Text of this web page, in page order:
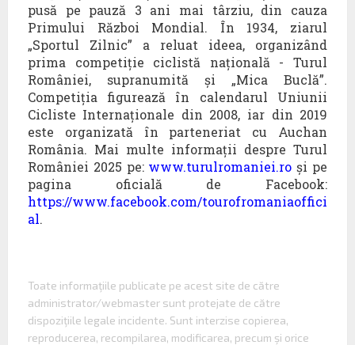
pusă pe pauză 3 ani mai târziu, din cauza
Primului Război Mondial. În 1934, ziarul
„Sportul Zilnic” a reluat ideea, organizând
prima competiție ciclistă națională - Turul
României, supranumită și „Mica Buclă”.
Competiția figurează în calendarul Uniunii
Cicliste Internaționale din 2008, iar din 2019
este organizată în parteneriat cu Auchan
România. Mai multe informații despre Turul
României 2025 pe: www.turulromaniei.ro și pe
pagina oficială de Facebook:
https://www.facebook.com/tourofromaniaoffici
al.
Toate informaţiile publicate pe acest site de către
administrator/webmaster sunt protejate de către
dispoziţiile legale incidente. Sunt interzise copierea,
reproducerea, recompilarea, modificarea, precum şi orice